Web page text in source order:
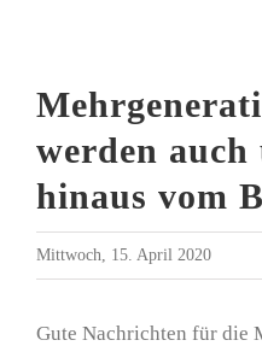
grösseres
Bild
werden auch
hinaus vom
Mittwoch, 15. April 2020
Gute Nachrichten für die